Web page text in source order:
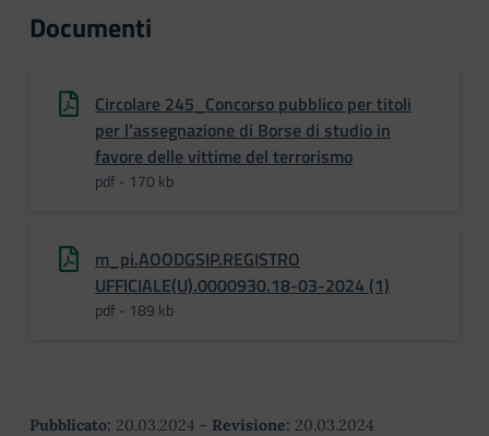
Documenti
Circolare 245_Concorso pubblico per titoli
per l’assegnazione di Borse di studio in
favore delle vittime del terrorismo
pdf - 170 kb
m_pi.AOODGSIP.REGISTRO
UFFICIALE(U).0000930.18-03-2024 (1)
pdf - 189 kb
Pubblicato: 20.03.2024 - Revisione: 20.03.2024